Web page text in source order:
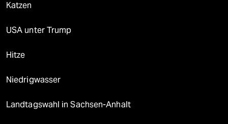
Katzen
USA unter Trump
Hitze
Niedrigwasser
Landtagswahl in Sachsen-Anhalt